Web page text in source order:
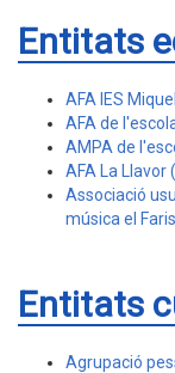
Entitats
AFA IES
AFA de
AMPA de
AFA La Llavor
Associació
música el
Entitats
Agrupació